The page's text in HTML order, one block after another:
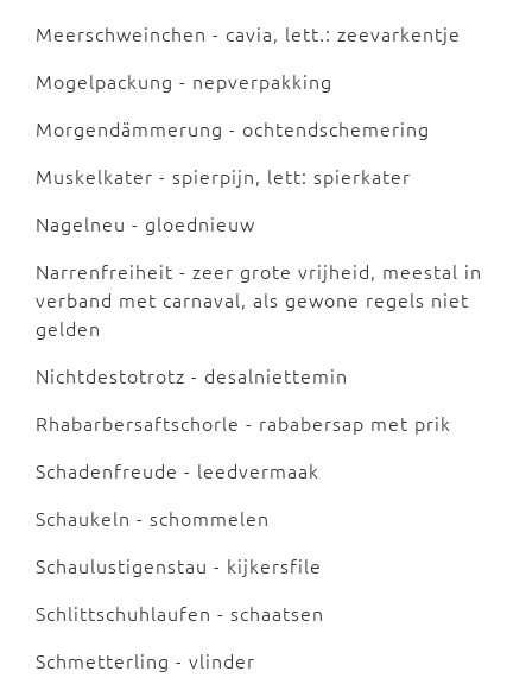
Meerschweinchen - cavia, lett.: zeevarkentje
Mogelpackung - nepverpakking
Morgendämmerung - ochtendschemering
Muskelkater - spierpijn, lett: spierkater
Nagelneu - gloednieuw
Narrenfreiheit - zeer grote vrijheid, meestal in
verband met carnaval, als gewone regels niet
gelden
Nichtdestotrotz - desalniettemin
Rhabarbersaftschorle - rababersap met prik
Schadenfreude - leedvermaak
Schaukeln - schommelen
Schaulustigenstau - kijkersfile
Schlittschuhlaufen - schaatsen
Schmetterling - vlinder